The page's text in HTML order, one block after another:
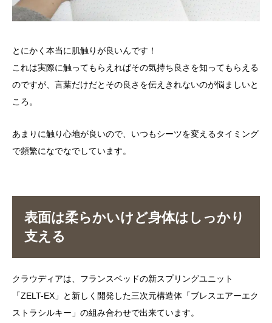
とにかく本当に肌触りが良いんです！
これは実際に触ってもらえればその気持ち良さを知ってもらえる
のですが、言葉だけだとその良さを伝えきれないのが悩ましいと
ころ。
あまりに触り心地が良いので、いつもシーツを変えるタイミング
で頻繁になでなでしています。
表面は柔らかいけど身体はしっかり
支える
クラウディアは、フランスベッドの新スプリングユニット
「ZELT-EX」と新しく開発した三次元構造体「ブレスエアーエク
ストラシルキー」の組み合わせで出来ています。